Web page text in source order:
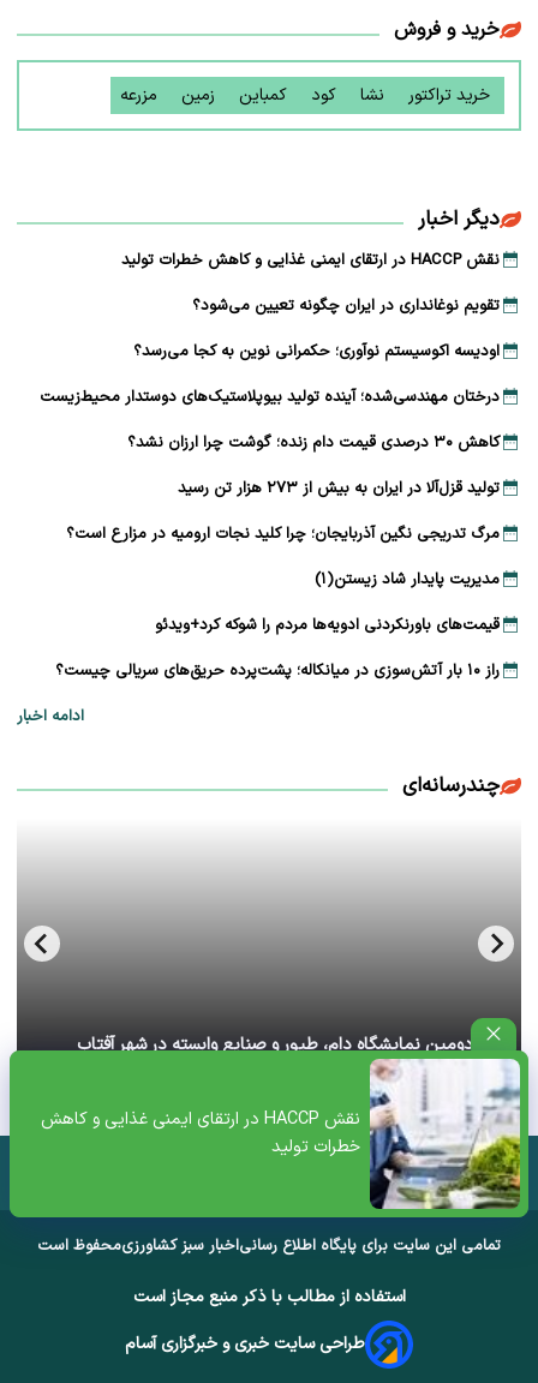
نقش HACCP در ارتقای ایمنی غذایی و کاهش
خطرات تولید
خرید و فروش
خرید تراکتور نشا کود کمباین زمین مزرعه
دیگر اخبار
نقش HACCP در ارتقای ایمنی غذایی و کاهش خطرات تولید
تقویم نوغانداری در ایران چگونه تعیین می‌شود؟
اودیسه اکوسیستم نوآوری؛ حکمرانی نوین به کجا می‌رسد؟
درختان مهندسی‌شده؛ آینده تولید بیوپلاستیک‌های دوستدار محیط‌زیست
کاهش ۳۰ درصدی قیمت دام زنده؛ گوشت چرا ارزان نشد؟
تولید قزل‌آلا در ایران به بیش از ۲۷۳ هزار تن رسید
مرگ تدریجی نگین آذربایجان؛ چرا کلید نجات ارومیه در مزارع است؟
مدیریت پایدار شاد زیستن(۱)
قیمت‌های باورنکردنی ادویه‌ها مردم را شوکه کرد+ویدئو
راز ۱۰ بار آتش‌سوزی در میانکاله؛ پشت‌پرده حریق‌های سریالی چیست؟
ادامه اخبار
چندرسانه‌ای
آغاز دومین نمایشگاه دام، طیور و صنایع وابسته در شهر آفتاب
تهران+ ویدئو
تمامی این سایت برای پایگاه اطلاع رسانیاخبار سبز کشاورزیمحفوظ است
استفاده از مطالب با ذکر منبع مجاز است
طراحی سایت خبری و خبرگزاری آسام